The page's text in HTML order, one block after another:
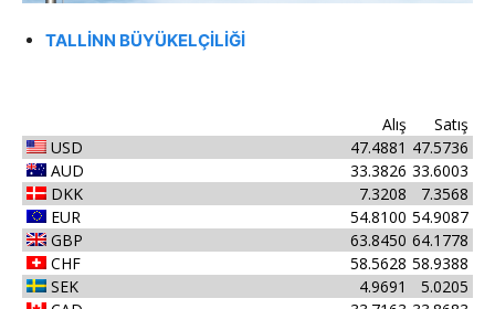
TALLİNN BÜYÜKELÇİLİĞİ
Satış
Alış
USD
47.5736
47.4881
AUD
33.6003
33.3826
DKK
7.3568
7.3208
EUR
54.9087
54.8100
GBP
64.1778
63.8450
CHF
58.9388
58.5628
SEK
5.0205
4.9691